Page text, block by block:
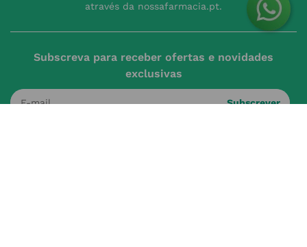
através da nossafarmacia.pt.
Subscreva para receber ofertas e novidades
exclusivas
Subscrever